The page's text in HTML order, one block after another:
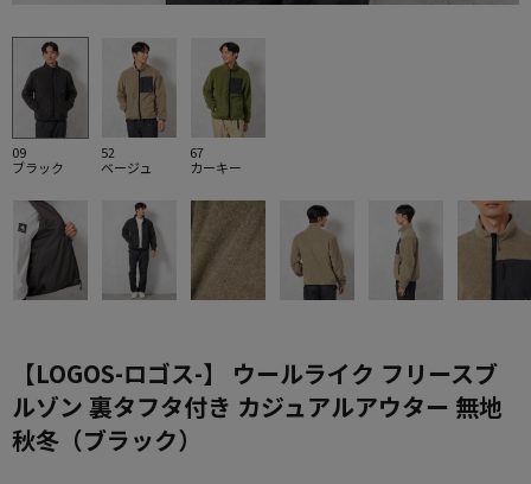
09
ブラック
52
ベージュ
67
カーキー
【LOGOS-ロゴス-】 ウールライク フリースブ
ルゾン 裏タフタ付き カジュアルアウター 無地
秋冬（ブラック）